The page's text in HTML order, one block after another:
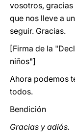
vosotros, gracias
que nos lleve a
seguir. Gracias.
[Firma de la
niños"]
Ahora podemos
todos.
Bendición
Gracias y adiós.